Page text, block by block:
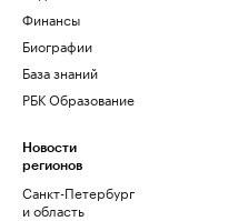
Финансы
Биографии
База знаний
РБК Образование
Новости
регионов
Санкт-Петербург
и область